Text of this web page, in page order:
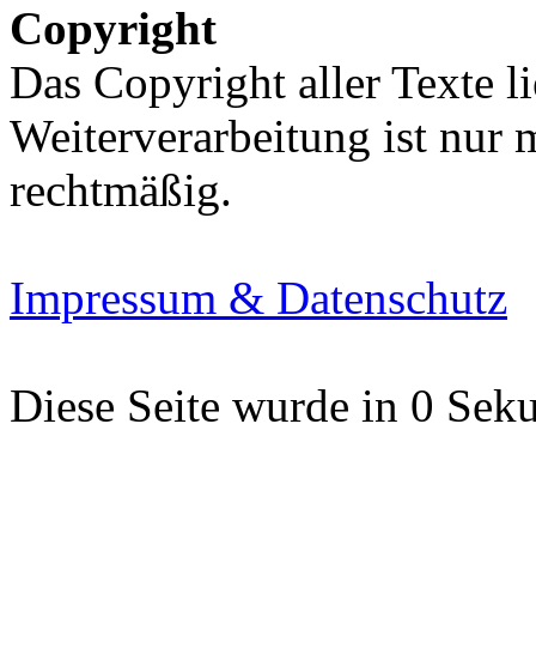
Copyright
Das Copyright aller Texte
Weiterverarbeitung ist nur
rechtmäßig.
Impressum & Datenschutz
Diese Seite wurde in 0